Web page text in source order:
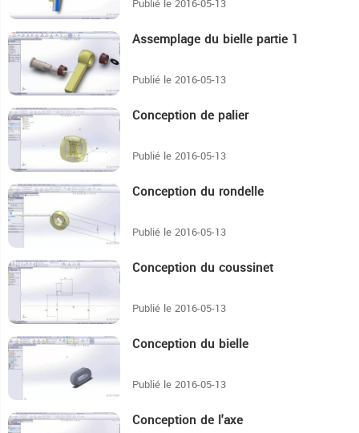
4:25 Assemplage du bielle partie 1
Publié le 2016-05-13
9:59 Conception de palier
Publié le 2016-05-13
2:46 Conception du rondelle
Publié le 2016-05-13
4:16 Conception du coussinet
Publié le 2016-05-13
9:55 Conception du bielle
Publié le 2016-05-13
7:16 Conception de l'axe